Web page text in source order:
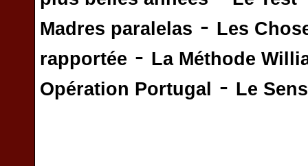
Madres paralelas - Les
rapportée - La Méthode
Opération Portugal
- Le